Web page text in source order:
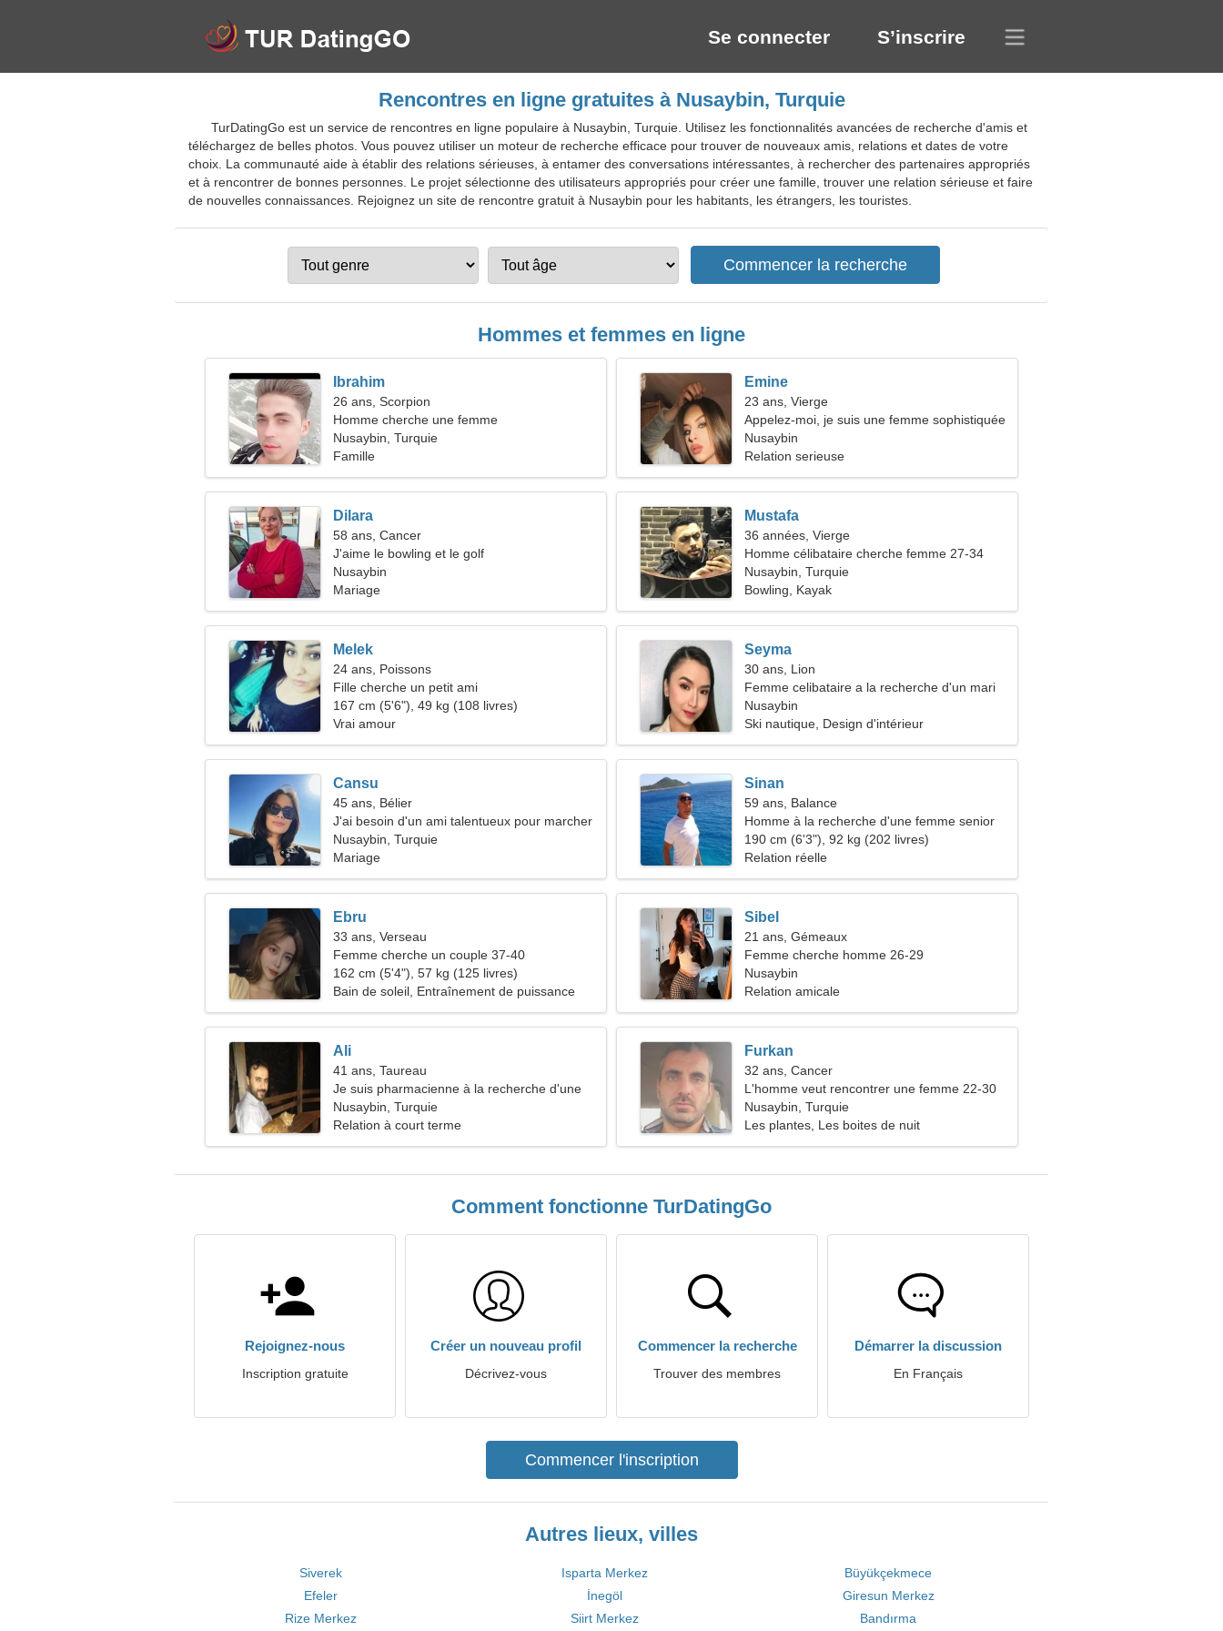
Se connecter S’inscrire
Rencontres en ligne gratuites à Nusaybin, Turquie
TurDatingGo est un service de rencontres en ligne populaire à Nusaybin, Turquie. Utilisez les fonctionnalités avancées de recherche d'amis et
téléchargez de belles photos. Vous pouvez utiliser un moteur de recherche efficace pour trouver de nouveaux amis, relations et dates de votre
choix. La communauté aide à établir des relations sérieuses, à entamer des conversations intéressantes, à rechercher des partenaires appropriés
et à rencontrer de bonnes personnes. Le projet sélectionne des utilisateurs appropriés pour créer une famille, trouver une relation sérieuse et faire
de nouvelles connaissances. Rejoignez un site de rencontre gratuit à Nusaybin pour les habitants, les étrangers, les touristes.
Hommes et femmes en ligne
Ibrahim
26 ans, Scorpion
Homme cherche une femme
Nusaybin, Turquie
Famille
Emine
23 ans, Vierge
Appelez-moi, je suis une femme sophistiquée
Nusaybin
Relation serieuse
Dilara
58 ans, Cancer
J'aime le bowling et le golf
Nusaybin
Mariage
Mustafa
36 années, Vierge
Homme célibataire cherche femme 27-34
Nusaybin, Turquie
Bowling, Kayak
Melek
24 ans, Poissons
Fille cherche un petit ami
167 cm (5'6"), 49 kg (108 livres)
Vrai amour
Seyma
30 ans, Lion
Femme celibataire a la recherche d'un mari
Nusaybin
Ski nautique, Design d'intérieur
Cansu
45 ans, Bélier
J'ai besoin d'un ami talentueux pour marcher
ensemble
Nusaybin, Turquie
Mariage
Sinan
59 ans, Balance
Homme à la recherche d'une femme senior
190 cm (6'3"), 92 kg (202 livres)
Relation réelle
Ebru
33 ans, Verseau
Femme cherche un couple 37-40
162 cm (5'4"), 57 kg (125 livres)
Bain de soleil, Entraînement de puissance
Sibel
21 ans, Gémeaux
Femme cherche homme 26-29
Nusaybin
Relation amicale
Ali
41 ans, Taureau
Je suis pharmacienne à la recherche d'une
femme cool
Nusaybin, Turquie
Relation à court terme
Furkan
32 ans, Cancer
L'homme veut rencontrer une femme 22-30
Nusaybin, Turquie
Les plantes, Les boites de nuit
Comment fonctionne TurDatingGo
Rejoignez-nous
Inscription gratuite
Créer un nouveau profil
Décrivez-vous
Commencer la recherche
Trouver des membres
Démarrer la discussion
En Français
Commencer l'inscription
Autres lieux, villes
Siverek Isparta Merkez
Büyükçekmece
Efeler
İnegöl
Giresun Merkez
Rize Merkez
Siirt Merkez Bandırma